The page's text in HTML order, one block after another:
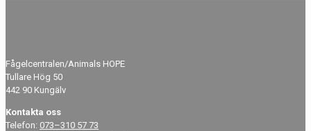
Fågelcentralen/Animals HOPE
Tullare Hög 50
442 90 Kungälv
Kontakta oss
Telefon: 073–310 57 73